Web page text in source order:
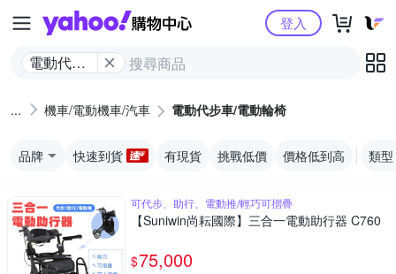
Yahoo購物中心
電動代步
椅
登入
機車/電動機車/汽車 電動代步車/電動輪椅
品牌 快速到貨 有現貨 挑戰低價 價格低到高 類型
可代步、助行、電動推/輕巧可摺疊
【Suniwin尚耘國際】三合一電動助行器 C760
$75,000